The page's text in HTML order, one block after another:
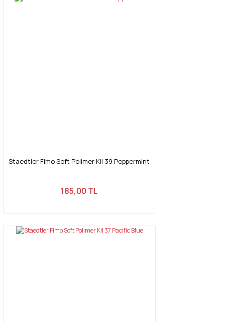
Staedtler Fimo Soft Polimer Kil 39 Peppermint
185,00 TL